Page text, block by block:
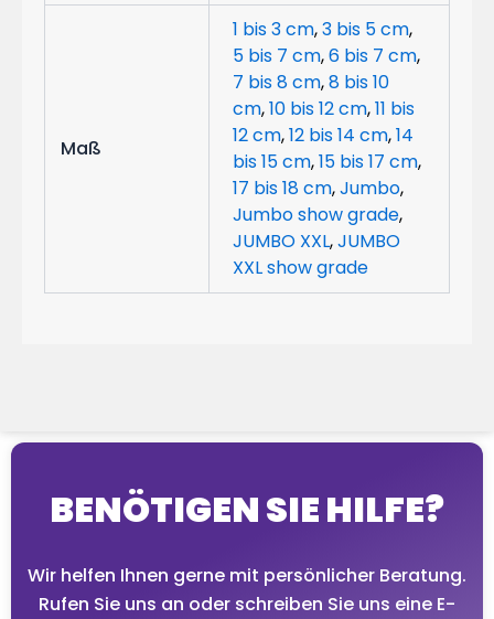
BENÖTIGEN SIE HILFE?
Wir helfen Ihnen gerne mit persönlicher Beratung.
Rufen Sie uns an oder schreiben Sie uns eine E-
Maß
1 bis 3 cm,3 bis 5 cm,
5 bis 7 cm,6 bis 7 cm,
7 bis 8 cm,8 bis 10
cm,10 bis 12 cm,11 bis
12 cm,12 bis 14 cm,14
bis 15 cm,15 bis 17 cm,
17 bis 18 cm,Jumbo,
Jumbo show grade,
JUMBO XXL,JUMBO
XXL show grade